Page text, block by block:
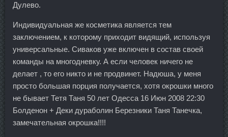
Дулево.
Индивидуальная же косметика является тем
заключением, к которому приходит видящий, используя
универсальные. Сиваков уже включен в состав своей
команды на многодневку. А если человек ничего не
делает , то его никто и не продвинет. Надюша, у меня
просто большая порция получается, хотя окрошки много
не бывает Тетя Таня 50 лет Одесса 16 Июн 2008 22:30
Болденон + Деки дураболин Березники Таня Танечка,
замечательная окрошка!!!!